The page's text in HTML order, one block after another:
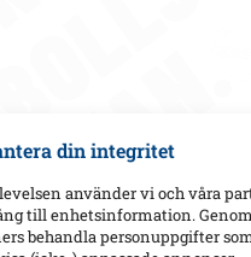
din integritet
använder vi och våra
till enhetsinformation.
behandla personuppgifter